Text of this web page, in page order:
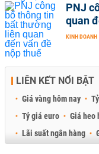
PNJ
quan
KINH DOANH
LIÊN KẾT NỔI BẬT
Giá vàng hôm nay
Tỷ giá euro
Giá heo
Lãi suất ngân hàng